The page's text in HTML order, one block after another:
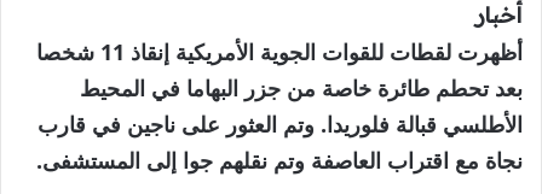
أخبار
أظهرت لقطات للقوات الجوية الأمريكية إنقاذ 11 شخصا
بعد تحطم طائرة خاصة من جزر البهاما في المحيط
الأطلسي قبالة فلوريدا. وتم العثور على ناجين في قارب
نجاة مع اقتراب العاصفة وتم نقلهم جوا إلى المستشفى.